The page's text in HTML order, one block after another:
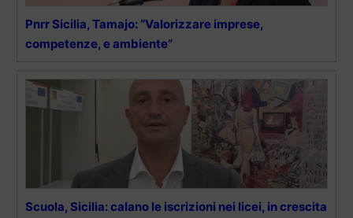
Pnrr Sicilia, Tamajo: “Valorizzare imprese,
competenze, e ambiente”
Scuola, Sicilia: calano le iscrizioni nei licei, in crescita